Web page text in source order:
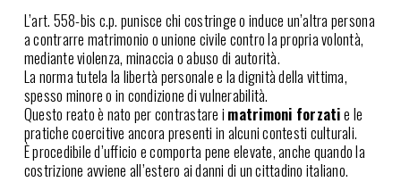
L’art. 558-bis c.p. punisce chi costringe o induce un’altra persona
a contrarre matrimonio o unione civile contro la propria volontà,
mediante violenza, minaccia o abuso di autorità.
La norma tutela la libertà personale e la dignità della vittima,
spesso minore o in condizione di vulnerabilità.
Questo reato è nato per contrastare i matrimoni forzatie le
pratiche coercitive ancora presenti in alcuni contesti culturali.
È procedibile d’ufficio e comporta pene elevate, anche quando la
costrizione avviene all’estero ai danni di un cittadino italiano.